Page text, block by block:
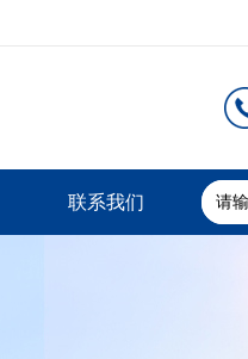
联系我们